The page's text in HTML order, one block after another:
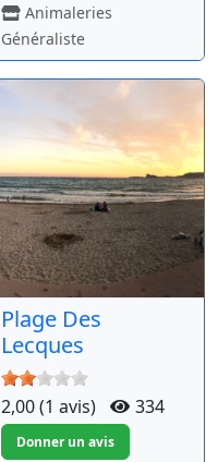
Animaleries
Généraliste
Plage Des
Lecques
2,00 (1 avis) 334